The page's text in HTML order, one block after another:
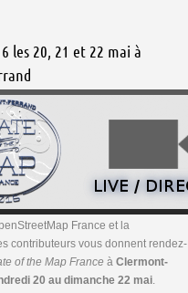
les 20, 21 et 22 mai à
France et la
contributeurs vous donnent rendez-
of the Map France à Clermont-
20 au dimanche 22 mai.